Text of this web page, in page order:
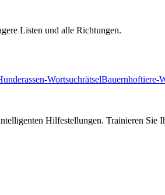
Listen und alle Richtungen.
WortsuchrätselBauernhoftiere-
Hilfestellungen. Trainieren Sie